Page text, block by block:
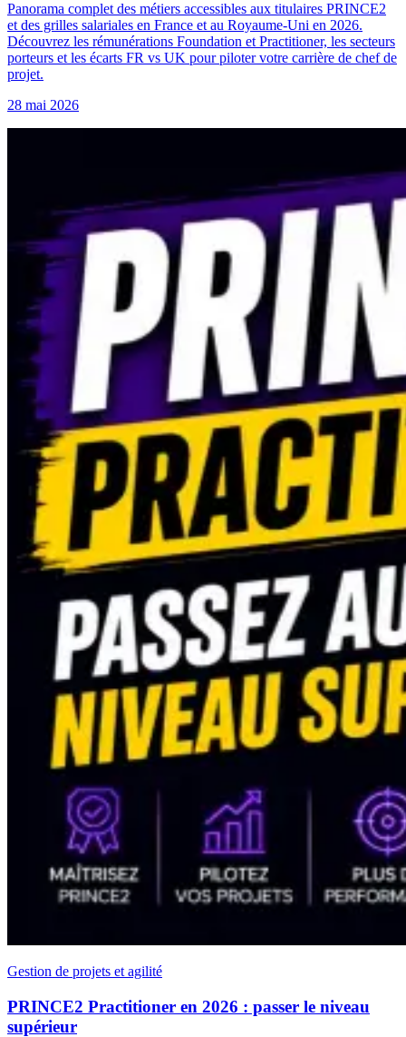
Panorama complet des métiers accessibles aux titulaires PRINCE2
et des grilles salariales en France et au Royaume-Uni en 2026.
Découvrez les rémunérations Foundation et Practitioner, les secteurs
porteurs et les écarts FR vs UK pour piloter votre carrière de chef de
projet.
28 mai 2026
Gestion de projets et agilité
PRINCE2 Practitioner en 2026 : passer le niveau
supérieur